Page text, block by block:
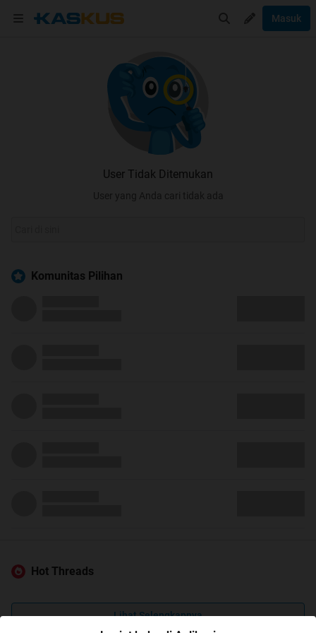
Masuk
User Tidak Ditemukan
User yang Anda cari tidak ada
Komunitas Pilihan
Hot Threads
Lihat Selengkapnya